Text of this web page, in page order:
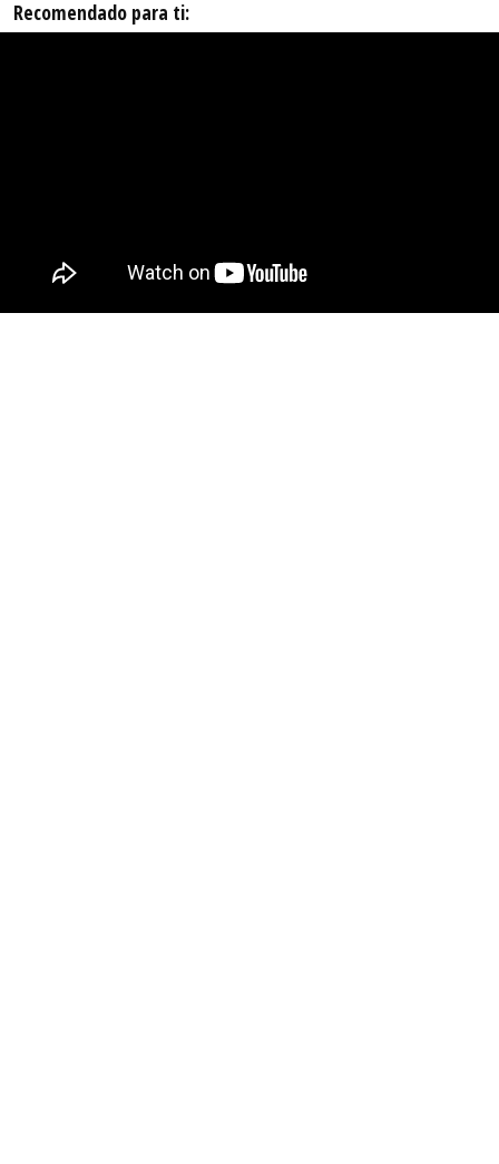
Recomendado para ti: